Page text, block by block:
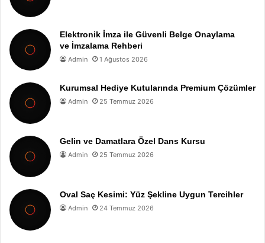
Elektronik İmza ile Güvenli Belge Onaylama
ve İmzalama Rehberi
Admin 1 Ağustos 2026
Kurumsal Hediye Kutularında Premium Çözümler
Admin 25 Temmuz 2026
Gelin ve Damatlara Özel Dans Kursu
Admin 25 Temmuz 2026
Oval Saç Kesimi: Yüz Şekline Uygun Tercihler
Admin 24 Temmuz 2026